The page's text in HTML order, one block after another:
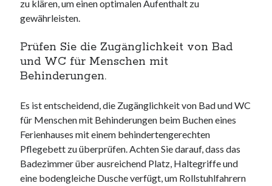
zu klären, um einen optimalen Aufenthalt zu
gewährleisten.
Prüfen Sie die Zugänglichkeit von Bad
und WC für Menschen mit
Behinderungen.
Es ist entscheidend, die Zugänglichkeit von Bad und WC
für Menschen mit Behinderungen beim Buchen eines
Ferienhauses mit einem behindertengerechten
Pflegebett zu überprüfen. Achten Sie darauf, dass das
Badezimmer über ausreichend Platz, Haltegriffe und
eine bodengleiche Dusche verfügt, um Rollstuhlfahrern